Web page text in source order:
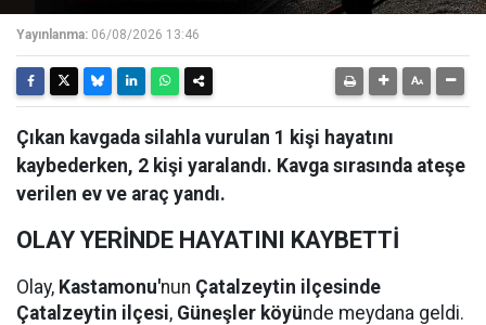
Yayınlanma: 06/08/2026 13:46
Çıkan kavgada silahla vurulan 1 kişi hayatını
kaybederken, 2 kişi yaralandı. Kavga sırasında ateşe
verilen ev ve araç yandı.
OLAY YERİNDE HAYATINI KAYBETTİ
Olay, Kastamonu'nun Çatalzeytin ilçesinde
Çatalzeytin ilçesi, Güneşler köyünde meydana geldi.